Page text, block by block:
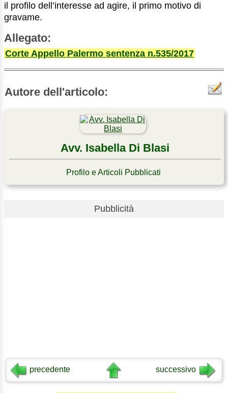
il profilo dell’interesse ad agire, il primo motivo di
gravame.
Allegato:
Corte Appello Palermo sentenza n.535/2017
Autore dell'articolo:
Avv. Isabella Di Blasi
Profilo e Articoli Pubblicati
Pubblicità
precedente successivo